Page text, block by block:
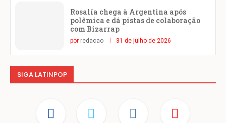
Rosalía chega à Argentina após
polêmica e dá pistas de colaboração
com Bizarrap
por redacao 31 de julho de 2026
SIGA LATINPOP